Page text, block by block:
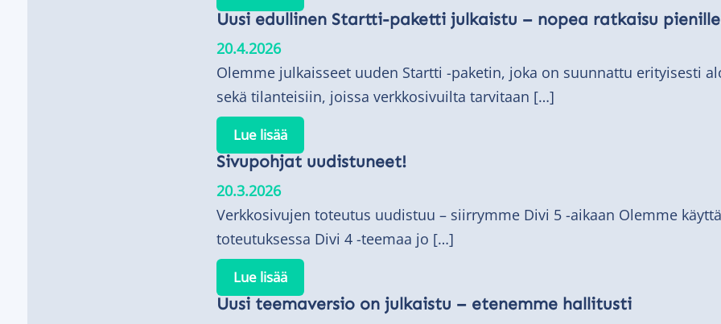
Uusi edullinen Startti-paketti julkaistu – nopea ratkaisu
20.4.2026
Olemme julkaisseet uuden Startti -paketin, joka on suunnattu erityisesti
sekä tilanteisiin, joissa verkkosivuilta tarvitaan […]
Lue lisää
Sivupohjat uudistuneet!
20.3.2026
Verkkosivujen toteutus uudistuu – siirrymme Divi 5 -aikaan Olemme
toteutuksessa Divi 4 -teemaa jo […]
Lue lisää
Uusi teemaversio on julkaistu – etenemme hallitusti